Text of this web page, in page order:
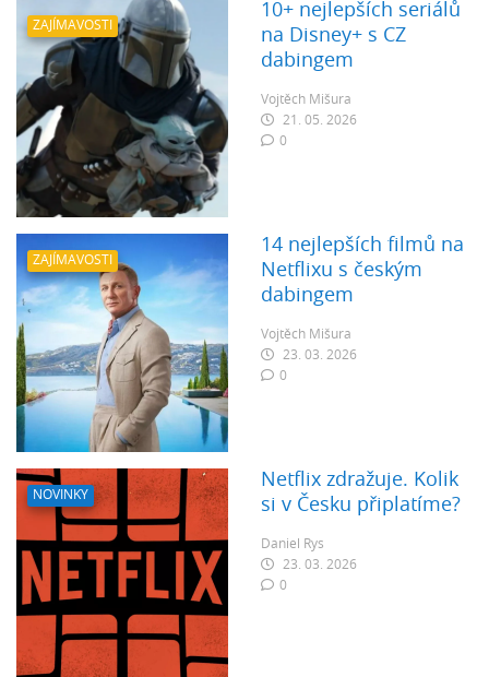
ZAJÍMAVOSTI
10+ nejlepších seriálů
na Disney+ s CZ
dabingem
Vojtěch Mišura
21. 05. 2026
0
ZAJÍMAVOSTI
14 nejlepších filmů na
Netflixu s českým
dabingem
Vojtěch Mišura
23. 03. 2026
0
NOVINKY
Netflix zdražuje. Kolik
si v Česku připlatíme?
Daniel Rys
23. 03. 2026
0